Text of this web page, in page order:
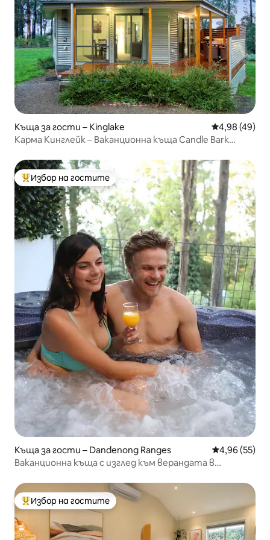
Къща за гости – Kinglake Средна
4,98 (49)
Карма Кинглейк – Ваканционна къща Candle Bark
Най-популярен избор на гостите
Избор на гостите
Къща за гости – Dandenong Ranges Средна
4,96 (55)
Ваканционна къща с изглед към верандата в
Най-популярен избор на гостите
Избор на гостите